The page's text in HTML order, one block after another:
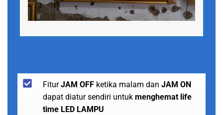
FiturJAM OFF ketika malam dan JAM ON
dapat diatur sendiri untuk menghemat life
time LED LAMPU